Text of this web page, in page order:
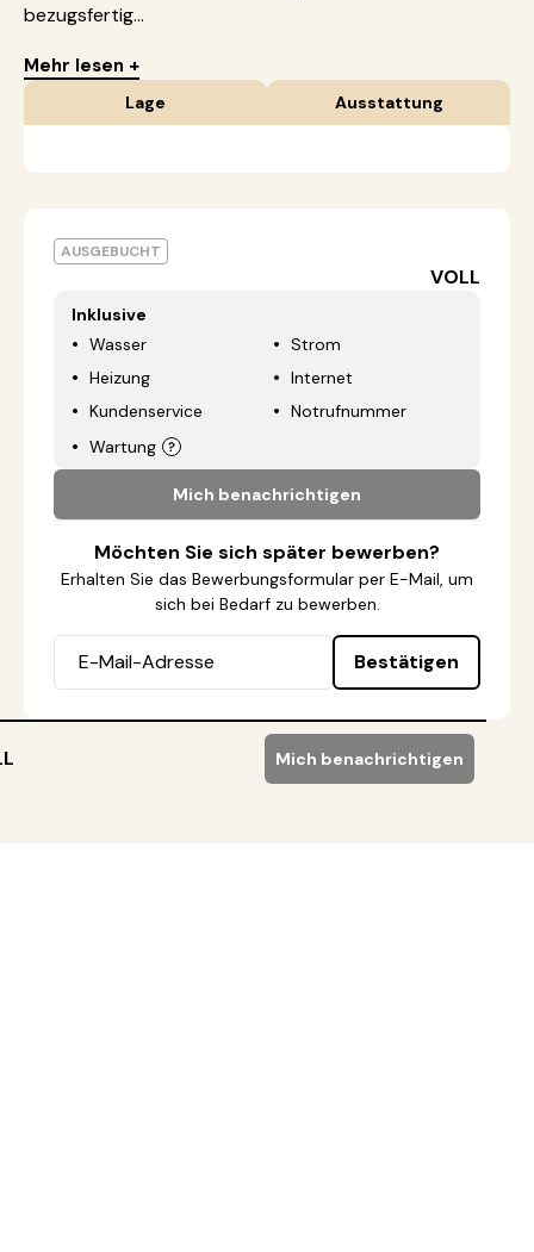
bezugsfertig...
Mehr lesen +
Lage Ausstattung
AUSGEBUCHT
VOLL
Inklusive
Wasser
Strom
Heizung
Internet
Kundenservice
Notrufnummer
Wartung
Mich benachrichtigen
Möchten Sie sich später bewerben?
Erhalten Sie das Bewerbungsformular per E-Mail, um
sich bei Bedarf zu bewerben.
Bestätigen
Mich benachrichtigen